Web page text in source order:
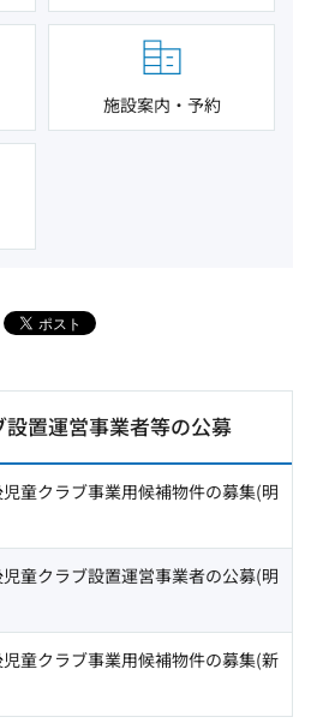
施設案内・予約
置運営事業者等の公募
童クラブ事業用候補物件の募集(明
童クラブ設置運営事業者の公募(明
童クラブ事業用候補物件の募集(新